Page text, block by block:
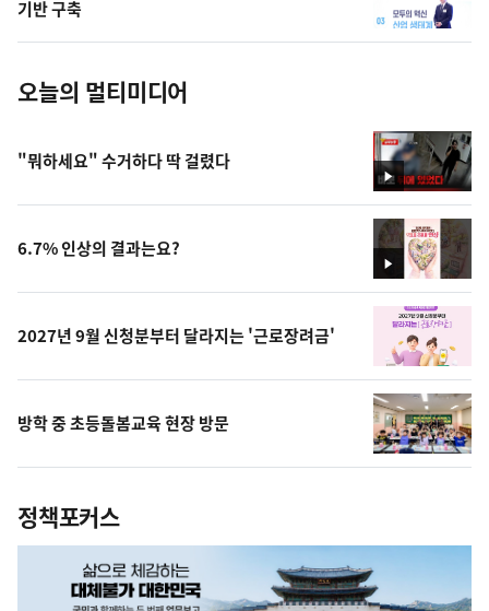
진
기반 구축
오늘의 멀티미디어
영
상
"뭐하세요" 수거하다 딱 걸렸다
영
상
6.7% 인상의 결과는요?
2027년 9월 신청분부터 달라지는 '근로장려금'
방학 중 초등돌봄교육 현장 방문
정책포커스